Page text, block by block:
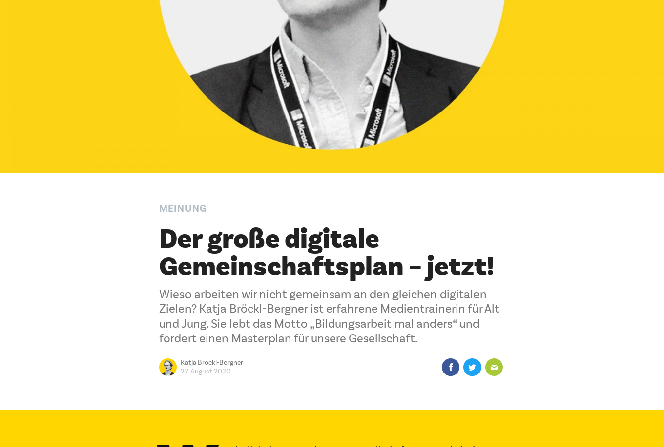
MEINUNG
Der große digitale
Gemeinschaftsplan – jetzt!
Wieso arbeiten wir nicht gemeinsam an den gleichen digitalen
Zielen? Katja Bröckl-Bergner ist erfahrene Medientrainerin für Alt
und Jung. Sie lebt das Motto „Bildungsarbeit mal anders“ und
fordert einen Masterplan für unsere Gesellschaft.
Katja Bröckl-Bergner
27. August 2020